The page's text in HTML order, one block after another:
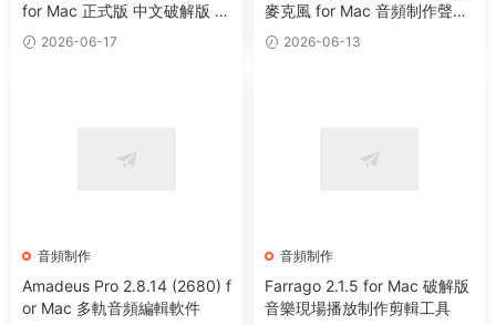
for Mac 正式版 中文破解版 強
大音樂制作及演奏軟件
2026-06-17
麥克風 for Mac 音頻制作聲音
處理工具
2026-06-13
音頻制作
Amadeus Pro 2.8.14 (2680) f
or Mac 多軌音頻編輯軟件
音頻制作
Farrago 2.1.5 for Mac 破解版
音樂現場播放制作剪輯工具